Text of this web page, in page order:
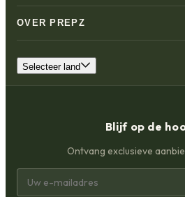
OVER PREPZ
Selecteer land
Blijf op de
Ontvang exclusieve